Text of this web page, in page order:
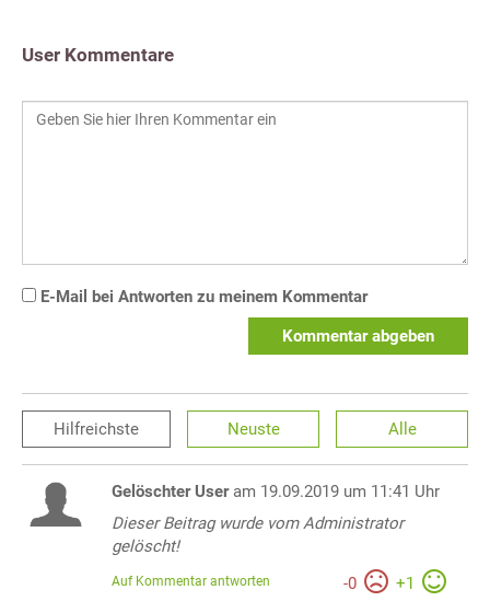
User Kommentare
E-Mail bei Antworten zu meinem Kommentar
Kommentar abgeben
Hilfreichste Neuste Alle
Gelöschter User am 19.09.2019 um 11:41 Uhr
Dieser Beitrag wurde vom Administrator
gelöscht!
-0 +1
Auf Kommentar antworten